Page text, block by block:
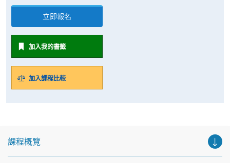
立即報名
加入我的書籤
加入課程比較
課程概覽